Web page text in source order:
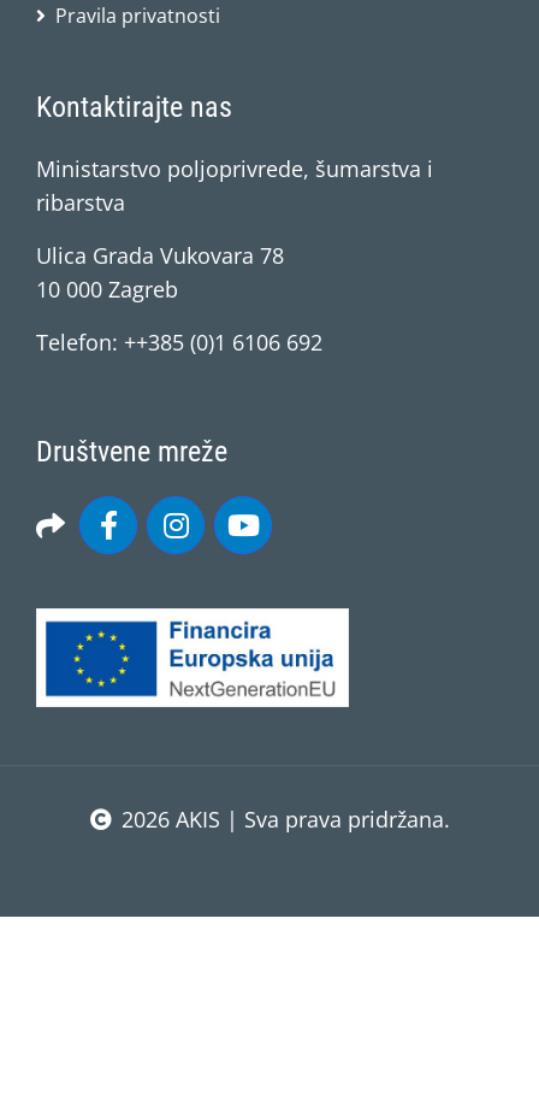
Pravila privatnosti
Kontaktirajte nas
Ministarstvo poljoprivrede, šumarstva i
ribarstva
Ulica Grada Vukovara 78
10 000 Zagreb
Telefon: ++385 (0)1 6106 692
Društvene mreže
2026 AKIS | Sva prava pridržana.